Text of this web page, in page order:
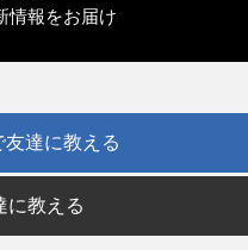
情報をお届け
友達に教える
に教える